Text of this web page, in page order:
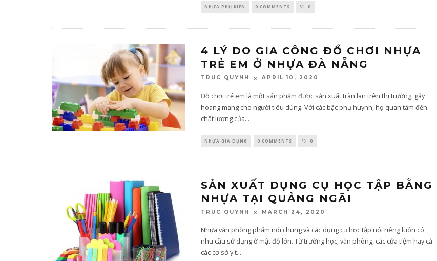
NHỰA PHỤ KIỆN 0 COMMENTS 0
4 LÝ DO GIA CÔNG ĐỒ CHƠI NHỰA
TRẺ EM Ở NHỰA ĐÀ NẴNG
TRUC QUYNH APRIL 10, 2020
Đồ chơi trẻ em là một sản phẩm được sản xuất tràn lan trên thị trường, gây
hoang mang cho người tiêu dùng. Với các bậc phụ huynh, họ quan tâm đến
chất lượng của...
NHỰA GIA DỤNG 0 COMMENTS 0
SẢN XUẤT DỤNG CỤ HỌC TẬP BẰNG
NHỰA TẠI QUẢNG NGÃI
TRUC QUYNH MARCH 24, 2020
Nhựa văn phòng phẩm nói chung và các dụng cụ học tập nói riêng luôn có
nhu cầu sử dụng ở mật độ lớn. Từ trường học, văn phòng, các cửa tiệm hay cả
các cơ sở y t...